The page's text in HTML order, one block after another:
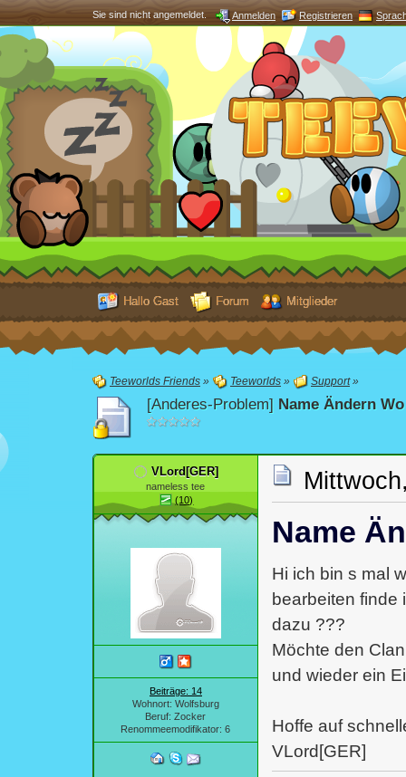
Sie sind nicht angemeldet. Anmelden Registrieren
Hallo Gast Forum Mitglieder
Teeworlds Friends » Teeworlds » Support»
[Anderes-Problem] Name Ändern
VLord[GER]
nameless tee
(10)
Beiträge: 14
Wohnort: Wolfsburg
Beruf: Zocker
Renommeemodifikator: 6
Name
Hi ich bin s mal
bearbeiten finde
dazu ???
Möchte den
und wieder ein
Hoffe auf
VLord[GER]